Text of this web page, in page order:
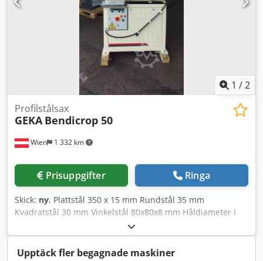
1150 kg
1 /2
Wien 1 332 km
Profilstålsax
GEKA Bendicrop 50
Prisuppgifter Ringa
Skick: ny, Plattstål 350 x 15 mm Rundstål 35 mm
Kvadratstål 30 mm Vinkelstål 80x80x8 mm Håldiameter i
plåttjocklek Ø 27 i 13 / Ø 20 i 18 mm Knivlängd 356 mm
Motoreffekt 3,0 kW Slag/min 34 Stanskraft max. 500 kN Vikt
950 kg Mått L x B x H 1300x1100x1850 mm
Upptäck fler begagnade maskiner